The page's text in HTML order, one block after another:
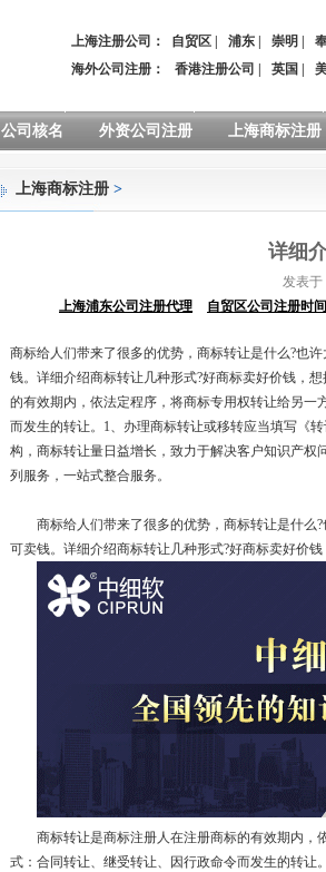
上海注册公司： 自贸区 浦东 崇明
海外公司注册：
香港注册公司 英国
公司核名 外资公司注册 上海商标注册
上海商标注册 >
详细
发表于
上海浦东公司注册代理
自贸区公司注册时间
商标给人们带来了很多的优势，商标转让是什么?也
钱。详细介绍商标转让几种形式?好商标卖好价钱，
的有效期内，依法定程序，将商标专用权转让给另
而发生的转让。1、办理商标转让或移转应当填写《
构，商标转让量日益增长，致力于解决客户知识产
列服务，一站式整合服务。
商标给人们带来了很多的优势，商标转让是什么?
可卖钱。详细介绍商标转让几种形式?好商标卖好价
商标转让是商标注册人在注册商标的有效期内，
式：合同转让、继受转让、因行政命令而发生的转让。